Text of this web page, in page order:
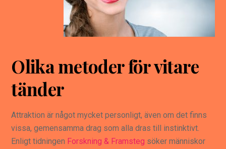
Olika metoder för vitare
tänder
Attraktion är något mycket personligt, även om det finns
vissa, gemensamma drag som alla dras till instinktivt.
Enligt tidningen Forskning & Framsteg söker människor